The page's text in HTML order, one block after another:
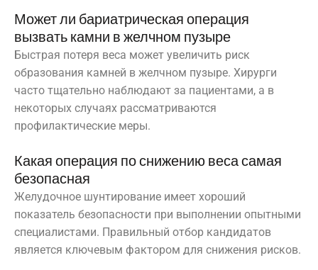
Может ли бариатрическая операция
вызвать камни в желчном пузыре
Быстрая потеря веса может увеличить риск
образования камней в желчном пузыре. Хирурги
часто тщательно наблюдают за пациентами, а в
некоторых случаях рассматриваются
профилактические меры.
Какая операция по снижению веса самая
безопасная
Желудочное шунтирование имеет хороший
показатель безопасности при выполнении опытными
специалистами. Правильный отбор кандидатов
является ключевым фактором для снижения рисков.